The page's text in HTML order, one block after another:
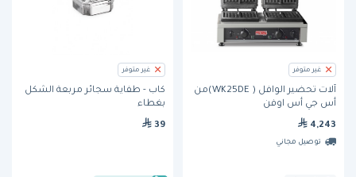
غير متوفر
آلات تحضير الوافل ( WK25DE)من
أس جي أس اوفن
4,243
توصيل مجاني
غير متوفر
كاب - طفاية سجائر مربعة الشكل
بغطاء
39